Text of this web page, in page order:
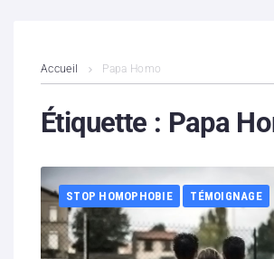
Contenus litigieux
Boutique
Partenaires
Accueil Papa Homo
Étiquette : Papa
STOP HOMOPHOBIE TÉMOIGNAGE